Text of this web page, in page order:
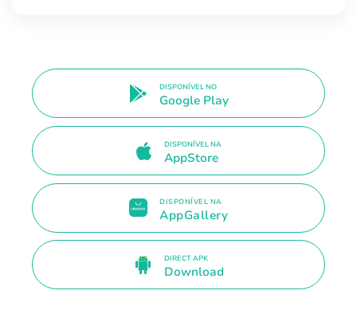
DISPONÍVEL NO
Google Play
DISPONÍVEL NA
AppStore
DISPONÍVEL NA
AppGallery
DIRECT APK
Download